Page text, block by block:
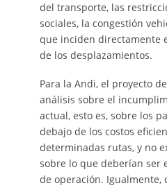
del transporte, las
sociales, la congestión
que inciden directamente
de los desplazamientos.
Para la Andi, el proyecto
análisis sobre el
actual, esto es, sobre los
debajo de los costos
determinadas rutas, y no
sobre lo que deberían ser
de operación. Igualmente,